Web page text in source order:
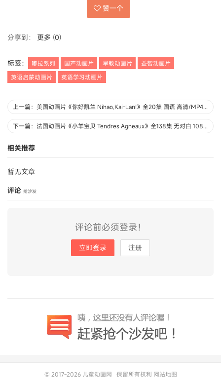
赞一个
分享到： 更多 (0)
标签： 嘟拉系列 国产动画片 早教动画片
益智动画片
英语启蒙动画片
英语学习动画片
上一篇：美国动画片《你好凯兰 Nihao,Kai-Lan!》全20集 国语 高清/MP4/1.77G 动画片你好凯兰下载
下一篇：法国动画片《小羊宝贝 Tendres Agneaux》全138集 无对白 1080P/MP4/3.02G 动画片小羊宝贝下载
相关推荐
暂无文章
评论 抢沙发
评论前必须登录！
立即登录 注册
© 2017-2026 儿童动画网 保留所有权利 网站地图